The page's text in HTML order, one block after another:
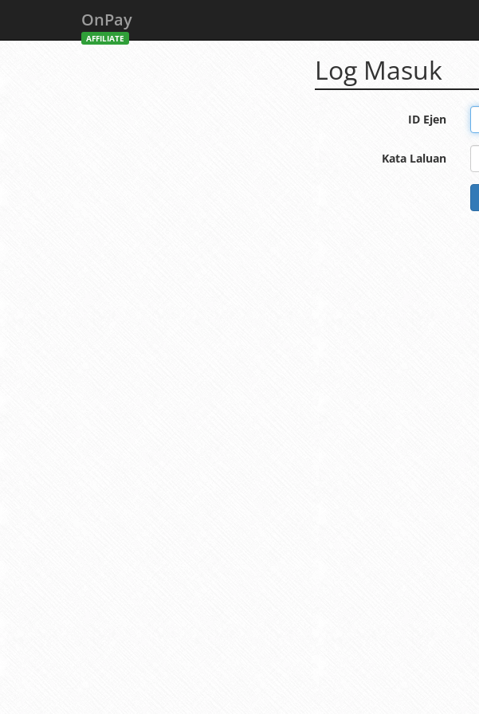
OnPay
AFFILIATE
Log Masuk
ID Ejen
Kata Laluan